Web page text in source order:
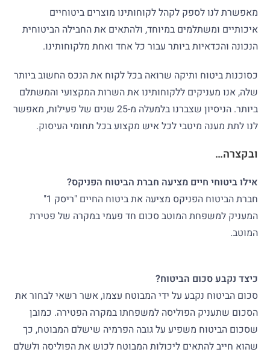
מאפשרת לנו לספק לקהל לקוחותינו מוצרים ביטוחיים
איכותיים ומשתלמים במיוחד, ולהתאים את החבילה הביטוחית
הנכונה והכדאיות ביותר עבור כל אחד ואחת מלקוחותינו.
כסוכנות ביטוח ותיקה שרואה בכל לקוח את הנכס החשוב ביותר
שלה, אנו מעניקים ללקוחותינו את השרות המקצועי והמשתלם
ביותר. הניסיון שצברנו בלמעלה מ-25 שנים של פעילות, מאפשר
לנו לתת מענה מיטבי לכל איש מקצוע בכל תחומי העיסוק.
ובקצרה…
אילו ביטוחי חיים מציעה חברת הביטוח הפניקס?
חברת הביטוח הפניקס מציעה את ביטוח החיים "ריסק 1"
המעניק למשפחת המוטב סכום חד פעמי במקרה של פטירת
המוטב.
כיצד נקבע סכום הביטוח?
סכום הביטוח נקבע על ידי המבוטח עצמו, אשר רשאי לבחור את
הסכום שתעניק הפוליסה למשפחתו במקרה הפטירה. כמובן
שסכום הביטוח משפיע על גובה הפרמיה שישלם המבוטח, כך
שהוא חייב להתאים ליכולות המבוטח לכוש את הפוליסה ולשלם